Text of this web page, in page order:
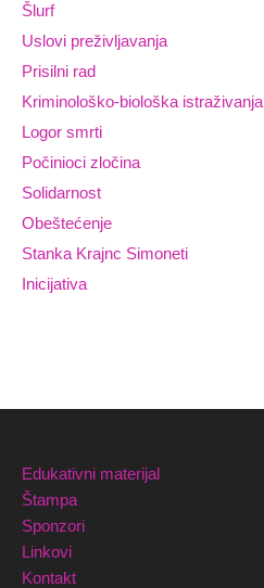
Šlurf
Uslovi preživljavanja
Prisilni rad
Kriminološko-biološka istraživanja
Logor smrti
Počinioci zločina
Solidarnost
Obeštećenje
Stanka Krajnc Simoneti
Inicijativa
Edukativni materijal
Štampa
Sponzori
Linkovi
Kontakt